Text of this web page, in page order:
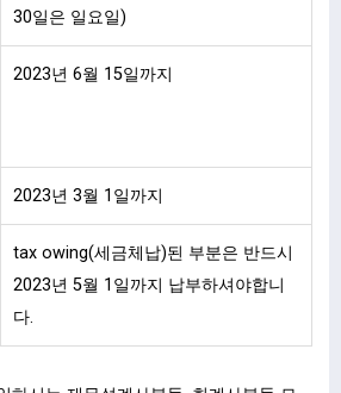
30일은 일요일)
2023년 6월 15일까지
2023년 3월 1일까지
tax owing(세금체납)된 부분은 반드시
2023년 5월 1일까지 납부하셔야합니
다.